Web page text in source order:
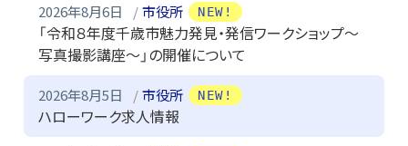
2026年8月6日 市役所
「令和８年度千歳市魅力発見・発信ワークショップ～
写真撮影講座～」の開催について
NEW!
2026年8月5日 市役所
ハローワーク求人情報
NEW!